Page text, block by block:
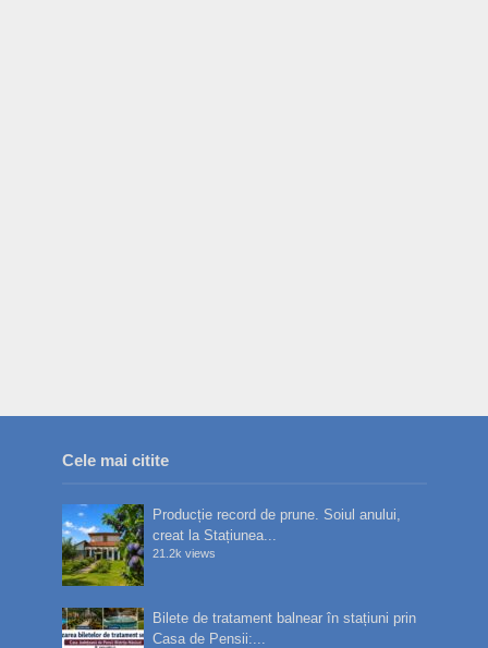
Cele mai citite
Producție record de prune. Soiul anului,
creat la Stațiunea...
21.2k views
Bilete de tratament balnear în stațiuni prin
Casa de Pensii:...